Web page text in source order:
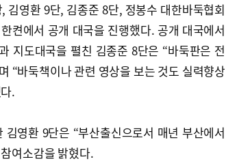
김영환 9단, 김종준 8단, 정봉수 대한바둑협회
켠에서 공개 대국을 진행했다. 공개 대국에서
지도대국을 펼친 김종준 8단은 “바둑판은 전
“바둑책이나 관련 영상을 보는 것도 실력향상
.
영환 9단은 “부산출신으로서 매년 부산에서
여소감을 밝혔다.